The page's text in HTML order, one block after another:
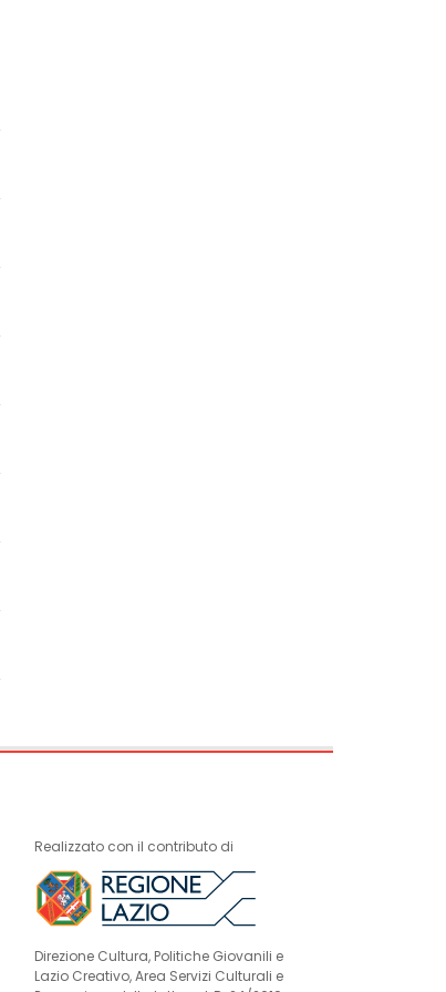
Realizzato con il contributo di
Direzione Cultura, Politiche Giovanili e
Lazio Creativo, Area Servizi Culturali e